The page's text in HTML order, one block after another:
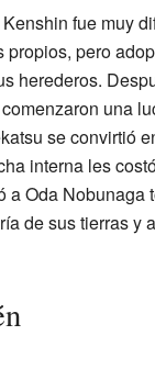
fue muy
propios, pero
herederos.
una
se convirtió
interna les
a Oda Nobunaga
de sus tierras y